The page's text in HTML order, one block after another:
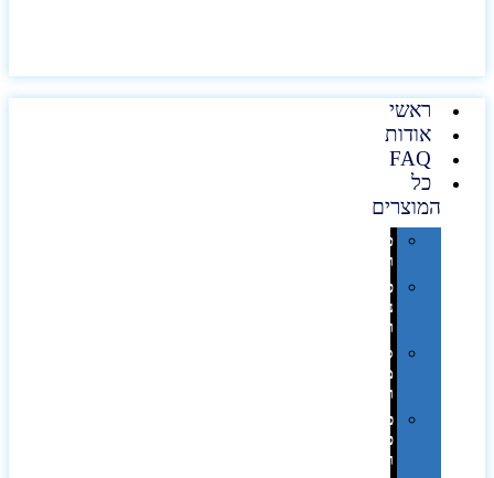
ראשי
אודות
FAQ
כל
המוצרים
טכנולוגיה
וגאדג'טים
פנאי,
נופש
ונסיעות
סביבת
משרד
ופרימיום
כלים,
פנסים
ורכב